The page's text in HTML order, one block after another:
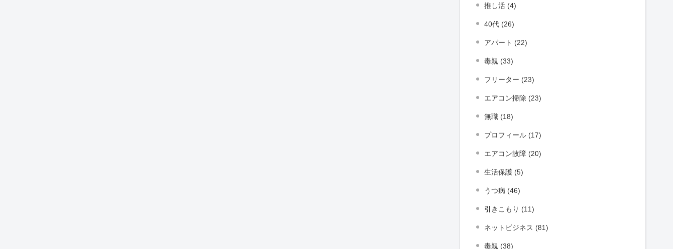
推し活 (4)
40代 (26)
アパート (22)
毒親 (33)
フリーター (23)
エアコン掃除 (23)
無職 (18)
プロフィール (17)
エアコン故障 (20)
生活保護 (5)
うつ病 (46)
引きこもり (11)
ネットビジネス (81)
毒親 (38)